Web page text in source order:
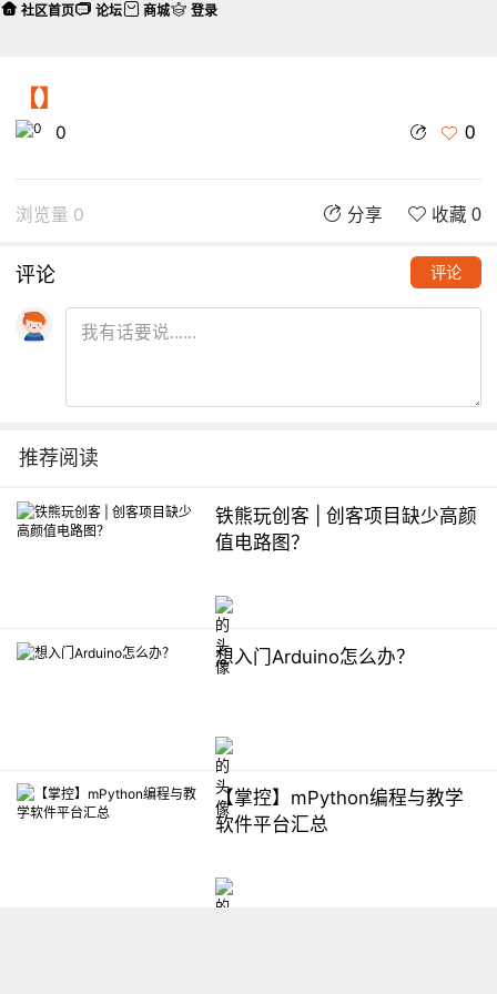
【】
0 0
浏览量 0 分享 收藏 0
评论 评论
推荐阅读
铁熊玩创客 | 创客项目缺少高颜
值电路图？
想入门Arduino怎么办？
【掌控】mPython编程与教学
软件平台汇总
社区首页 论坛 商城 登录